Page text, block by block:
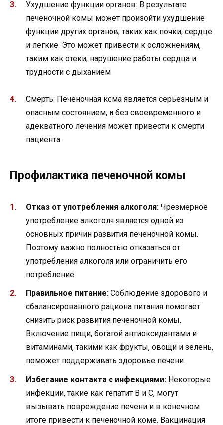
Ухудшение функции органов: В результате
печеночной комы может произойти ухудшение
функции других органов, таких как почки, сердце
и легкие. Это может привести к осложнениям,
таким как отеки, нарушение работы сердца и
трудности с дыханием.
Смерть: Печеночная кома является серьезным и
опасным состоянием, и без своевременного и
адекватного лечения может привести к смерти
пациента.
Профилактика печеночной комы
Отказ от употребления алкоголя: Чрезмерное
употребление алкоголя является одной из
основных причин развития печеночной комы.
Поэтому важно полностью отказаться от
употребления алкоголя или ограничить его
потребление.
Правильное питание: Соблюдение здорового и
сбалансированного рациона питания помогает
снизить риск развития печеночной комы.
Включение пищи, богатой антиоксидантами и
витаминами, такими как фрукты, овощи и зелень,
поможет поддерживать здоровье печени.
Избегание контакта с инфекциями: Некоторые
инфекции, такие как гепатит В и С, могут
вызывать повреждение печени и в конечном
итоге привести к печеночной коме. Вакцинация